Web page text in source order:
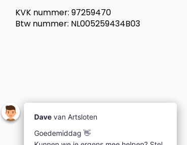
KVK nummer: 97259470
Btw nummer: NL005259434B03